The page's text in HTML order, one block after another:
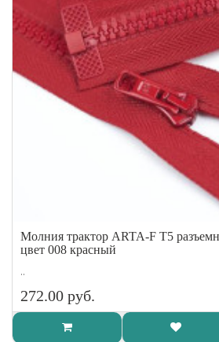
Молния трактор ARTA-F Т5
цвет 008 красный
..
272.00 руб.